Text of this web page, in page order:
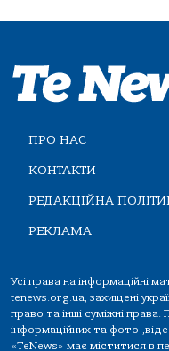
ПРО НАС
КОНТАКТИ
РЕДАКЦІЙНА
РЕКЛАМА
Усі права на інформаційні
tenews.org.ua, захищені
право та інші суміжні
інформаційних та фото-
«TeNews» має міститися в